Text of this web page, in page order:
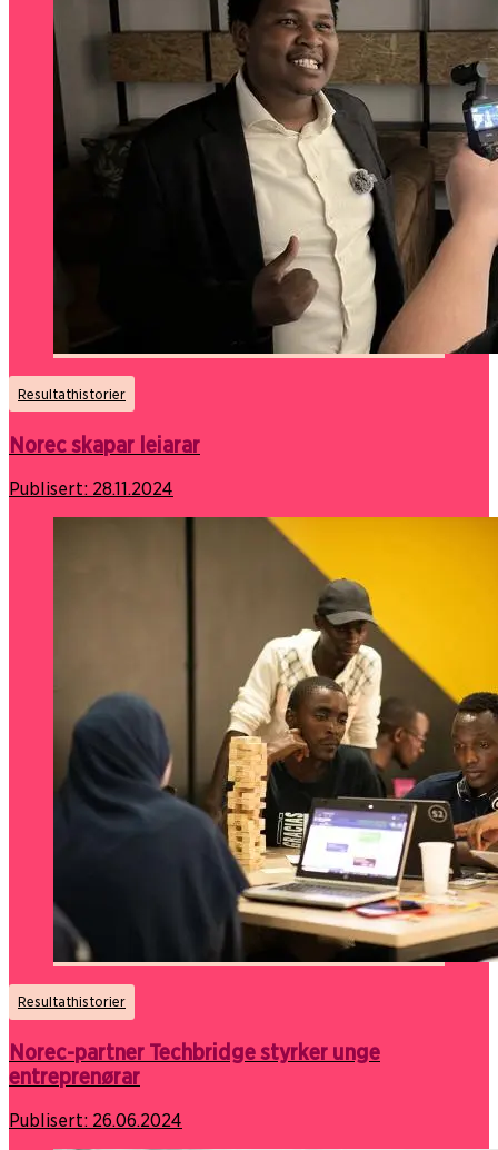
Resultathistorier
Norec skapar leiarar
Publisert: 28.11.2024
Resultathistorier
Norec-partner Techbridge styrker unge
entreprenørar
Publisert: 26.06.2024